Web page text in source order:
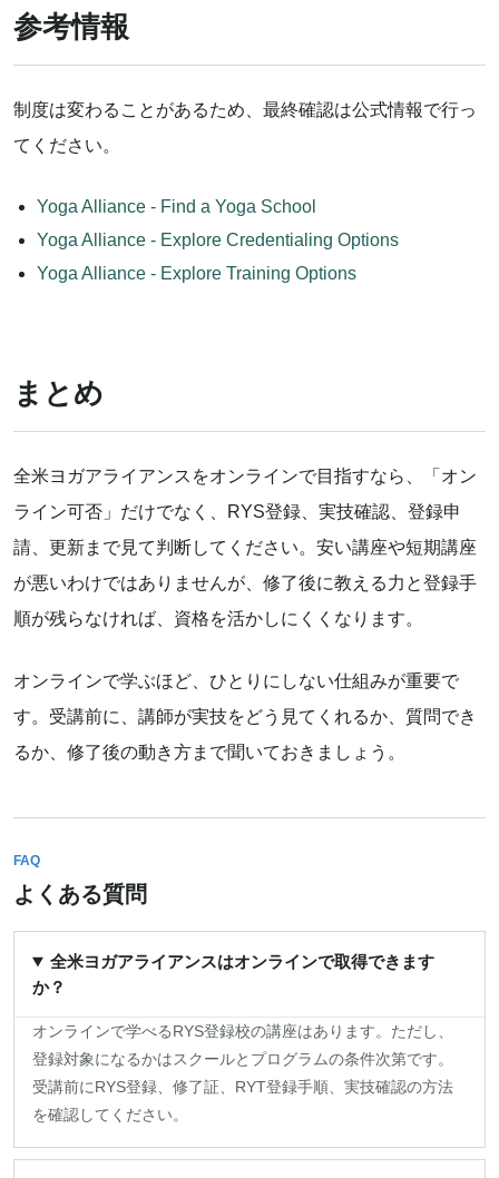
参考情報
制度は変わることがあるため、最終確認は公式情報で行っ
てください。
Yoga Alliance - Find a Yoga School
Yoga Alliance - Explore Credentialing Options
Yoga Alliance - Explore Training Options
まとめ
全米ヨガアライアンスをオンラインで目指すなら、「オン
ライン可否」だけでなく、RYS登録、実技確認、登録申
請、更新まで見て判断してください。安い講座や短期講座
が悪いわけではありませんが、修了後に教える力と登録手
順が残らなければ、資格を活かしにくくなります。
オンラインで学ぶほど、ひとりにしない仕組みが重要で
す。受講前に、講師が実技をどう見てくれるか、質問でき
るか、修了後の動き方まで聞いておきましょう。
FAQ
よくある質問
全米ヨガアライアンスはオンラインで取得できます
か？
オンラインで学べるRYS登録校の講座はあります。ただし、
登録対象になるかはスクールとプログラムの条件次第です。
受講前にRYS登録、修了証、RYT登録手順、実技確認の方法
を確認してください。